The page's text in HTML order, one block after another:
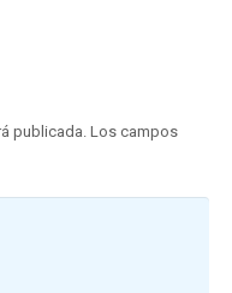
publicada.Los campos